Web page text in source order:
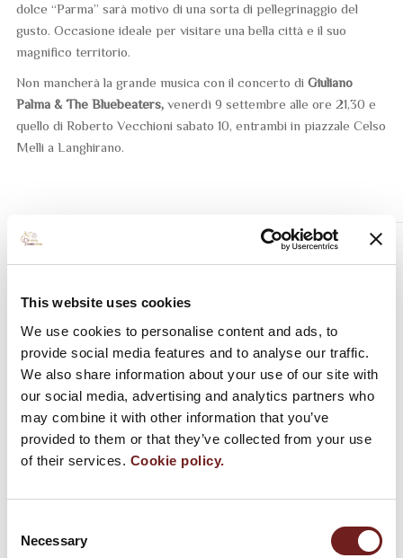
This website uses cookies
We use cookies to personalise content and ads, to
provide social media features and to analyse our traffic.
We also share information about your use of our site with
our social media, advertising and analytics partners who
may combine it with other information that you’ve
provided to them or that they’ve collected from your use
of their services. Cookie policy.
Selection
Necessary
dolce “Parma” sarà motivo di una sorta di pellegrinaggio del
gusto. Occasione ideale per visitare una bella città e il suo
magnifico territorio.
Non mancherà la grande musica con il concerto di Giuliano
Palma & The Bluebeaters, venerdì 9 settembre alle ore 21,30 e
quello di Roberto Vecchioni sabato 10, entrambi in piazzale Celso
Melli a Langhirano.
4 settembre 2013
I numeri del Festival del Prosciutto di Parma 2011
28 settembre 2011
Tavola rotonda ” DOP – Le eccellenze italiane e il
territorio, uno sguardo su nuove tendenze e
17 settembre 2011
Il Consorzio del Prosciutto di Parma cambia sede